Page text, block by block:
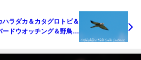
ラダカ＆カタグロトビ＆
ドウオッチング＆野鳥撮